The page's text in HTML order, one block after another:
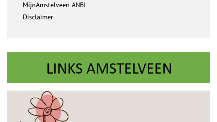
MijnAmstelveen ANBI
Disclaimer